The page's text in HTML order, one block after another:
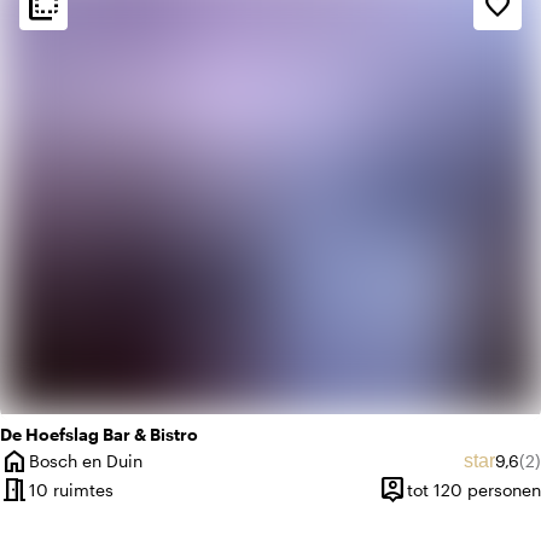
De Hoefslag Bar & Bistro
home
Plaats
Bosch en Duin star9,6(2)
meeting_room10 ruimtes person_pin
Capaciteit
tot 120 personen
trending_up
Trendy